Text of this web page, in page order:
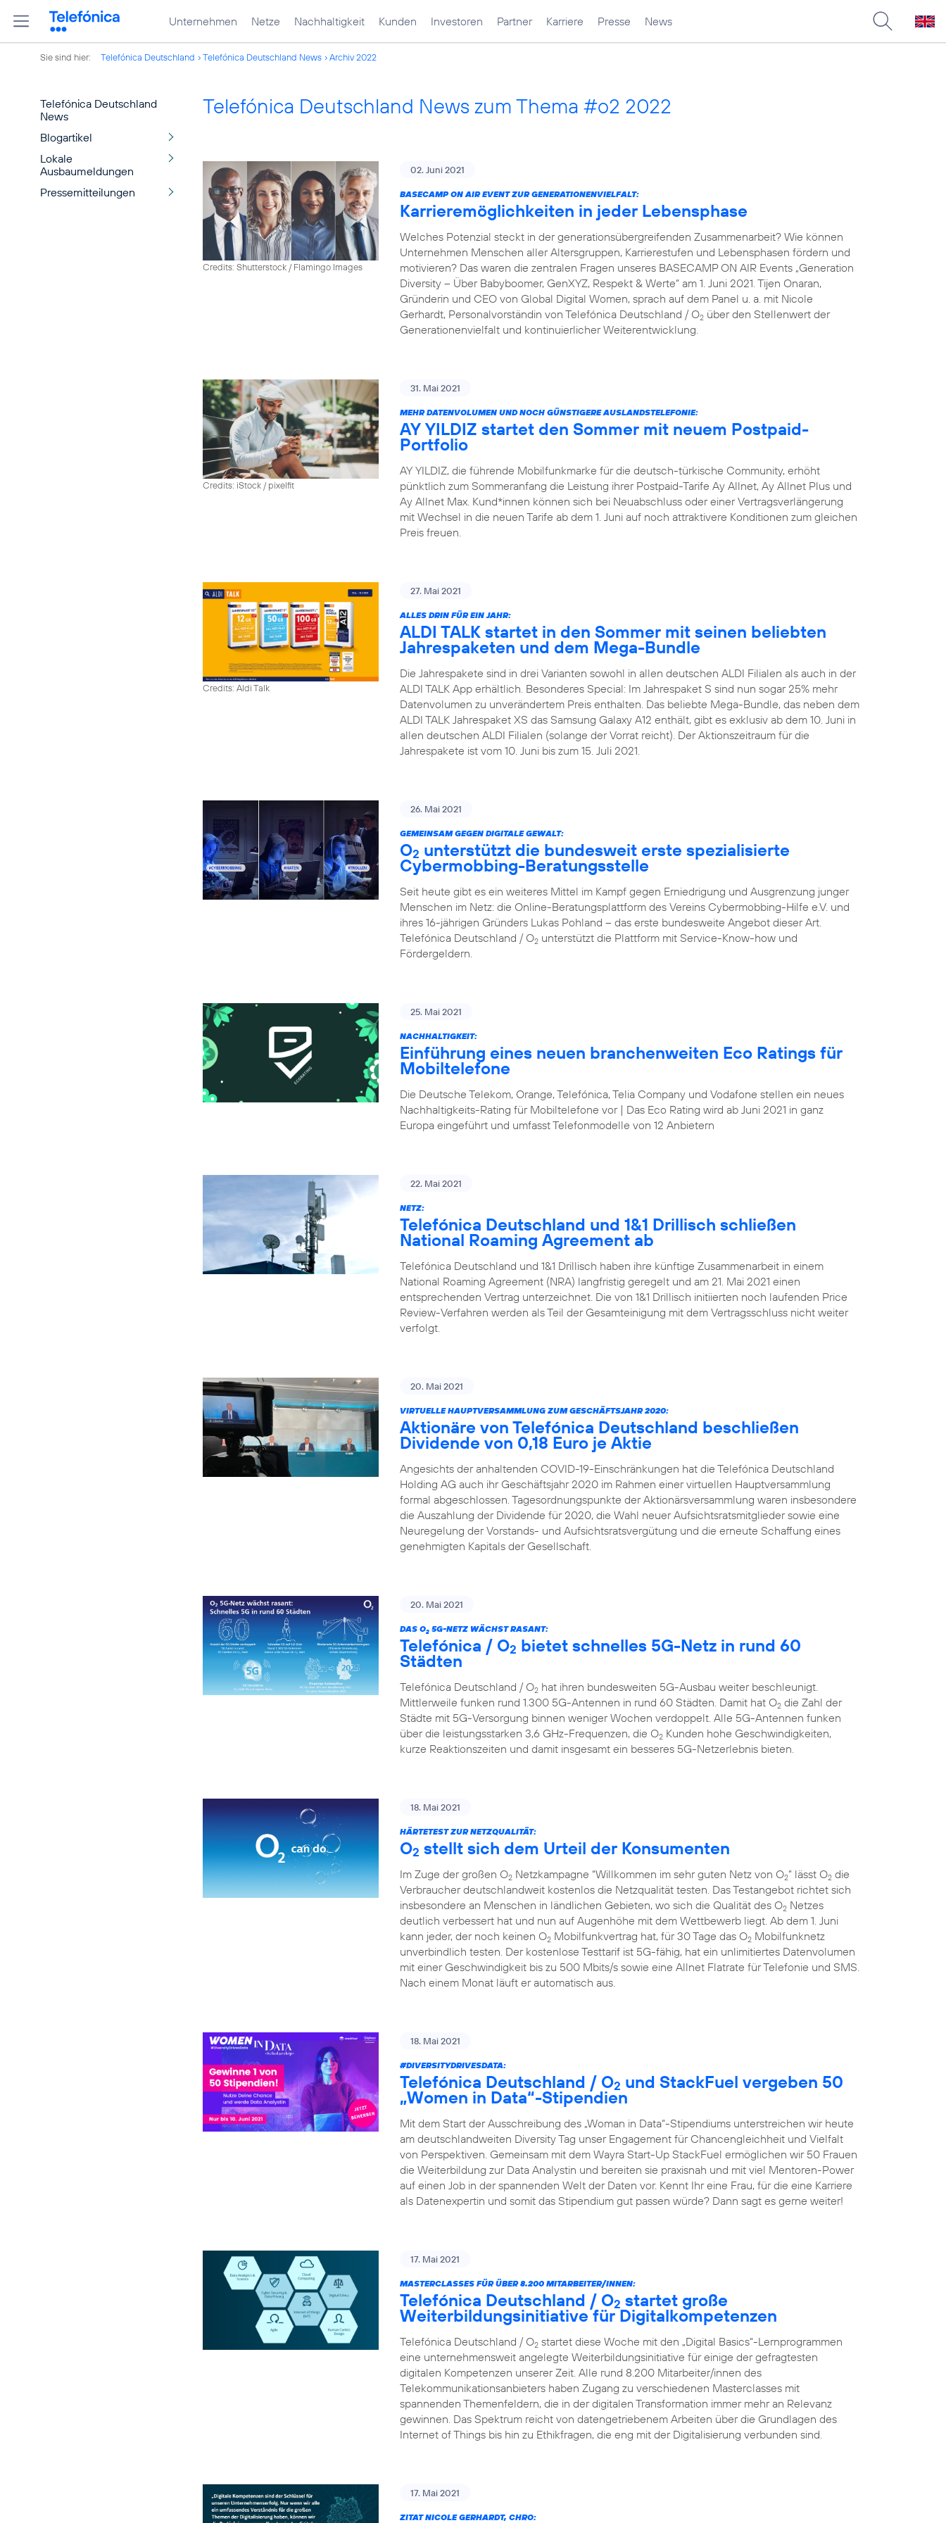
Unternehmen Netze Nachhaltigkeit Kunden Investoren Partner Karriere Presse News
Sie sind hier: Telefónica Deutschland Telefónica Deutschland News Archiv 2022
Telefónica Deutschland
News
Blogartikel
Lokale
Ausbaumeldungen
Pressemitteilungen
Telefónica Deutschland News zum Thema #o2 2022
Credits: Shutterstock / Flamingo Images
02. Juni 2021
BASECAMP ON AIR EVENT ZUR GENERATIONENVIELFALT:
Karrieremöglichkeiten in jeder Lebensphase
Welches Potenzial steckt in der generationsübergreifenden Zusammenarbeit? Wie können
Unternehmen Menschen aller Altersgruppen, Karrierestufen und Lebensphasen fördern und
motivieren? Das waren die zentralen Fragen unseres BASECAMP ON AIR Events „Generation
Diversity – Über Babyboomer, GenXYZ, Respekt & Werte“ am 1. Juni 2021. Tijen Onaran,
Gründerin und CEO von Global Digital Women, sprach auf dem Panel u. a. mit Nicole
Gerhardt, Personalvorständin von Telefónica Deutschland / O2 über den Stellenwert der
Generationenvielfalt und kontinuierlicher Weiterentwicklung.
Credits: iStock / pixelfit
31. Mai 2021
MEHR DATENVOLUMEN UND NOCH GÜNSTIGERE AUSLANDSTELEFONIE:
AY YILDIZ startet den Sommer mit neuem Postpaid-
Portfolio
AY YILDIZ, die führende Mobilfunkmarke für die deutsch-türkische Community, erhöht
pünktlich zum Sommeranfang die Leistung ihrer Postpaid-Tarife Ay Allnet, Ay Allnet Plus und
Ay Allnet Max. Kund*innen können sich bei Neuabschluss oder einer Vertragsverlängerung
mit Wechsel in die neuen Tarife ab dem 1. Juni auf noch attraktivere Konditionen zum gleichen
Preis freuen.
Credits: Aldi Talk
27. Mai 2021
ALLES DRIN FÜR EIN JAHR:
ALDI TALK startet in den Sommer mit seinen beliebten
Jahrespaketen und dem Mega-Bundle
Die Jahrespakete sind in drei Varianten sowohl in allen deutschen ALDI Filialen als auch in der
ALDI TALK App erhältlich. Besonderes Special: Im Jahrespaket S sind nun sogar 25% mehr
Datenvolumen zu unverändertem Preis enthalten. Das beliebte Mega-Bundle, das neben dem
ALDI TALK Jahrespaket XS das Samsung Galaxy A12 enthält, gibt es exklusiv ab dem 10. Juni in
allen deutschen ALDI Filialen (solange der Vorrat reicht). Der Aktionszeitraum für die
Jahrespakete ist vom 10. Juni bis zum 15. Juli 2021.
26. Mai 2021
GEMEINSAM GEGEN DIGITALE GEWALT:
O2 unterstützt die bundesweit erste spezialisierte
Cybermobbing-Beratungsstelle
Seit heute gibt es ein weiteres Mittel im Kampf gegen Erniedrigung und Ausgrenzung junger
Menschen im Netz: die Online-Beratungsplattform des Vereins Cybermobbing-Hilfe e.V. und
ihres 16-jährigen Gründers Lukas Pohland – das erste bundesweite Angebot dieser Art.
Telefónica Deutschland / O2 unterstützt die Plattform mit Service-Know-how und
Fördergeldern.
25. Mai 2021
NACHHALTIGKEIT:
Einführung eines neuen branchenweiten Eco Ratings für
Mobiltelefone
Die Deutsche Telekom, Orange, Telefónica, Telia Company und Vodafone stellen ein neues
Nachhaltigkeits-Rating für Mobiltelefone vor | Das Eco Rating wird ab Juni 2021 in ganz
Europa eingeführt und umfasst Telefonmodelle von 12 Anbietern
22. Mai 2021
NETZ:
Telefónica Deutschland und 1&1 Drillisch schließen
National Roaming Agreement ab
Telefónica Deutschland und 1&1 Drillisch haben ihre künftige Zusammenarbeit in einem
National Roaming Agreement (NRA) langfristig geregelt und am 21. Mai 2021 einen
entsprechenden Vertrag unterzeichnet. Die von 1&1 Drillisch initiierten noch laufenden Price
Review-Verfahren werden als Teil der Gesamteinigung mit dem Vertragsschluss nicht weiter
verfolgt.
20. Mai 2021
VIRTUELLE HAUPTVERSAMMLUNG ZUM GESCHÄFTSJAHR 2020:
Aktionäre von Telefónica Deutschland beschließen
Dividende von 0,18 Euro je Aktie
Angesichts der anhaltenden COVID-19-Einschränkungen hat die Telefónica Deutschland
Holding AG auch ihr Geschäftsjahr 2020 im Rahmen einer virtuellen Hauptversammlung
formal abgeschlossen. Tagesordnungspunkte der Aktionärsversammlung waren insbesondere
die Auszahlung der Dividende für 2020, die Wahl neuer Aufsichtsratsmitglieder sowie eine
Neuregelung der Vorstands- und Aufsichtsratsvergütung und die erneute Schaffung eines
genehmigten Kapitals der Gesellschaft.
20. Mai 2021
DAS O2 5G-NETZ WÄCHST RASANT:
Telefónica / O2 bietet schnelles 5G-Netz in rund 60
Städten
Telefónica Deutschland / O2 hat ihren bundesweiten 5G-Ausbau weiter beschleunigt.
Mittlerweile funken rund 1.300 5G-Antennen in rund 60 Städten. Damit hat O2 die Zahl der
Städte mit 5G-Versorgung binnen weniger Wochen verdoppelt. Alle 5G-Antennen funken
über die leistungsstarken 3,6 GHz-Frequenzen, die O2 Kunden hohe Geschwindigkeiten,
kurze Reaktionszeiten und damit insgesamt ein besseres 5G-Netzerlebnis bieten.
18. Mai 2021
HÄRTETEST ZUR NETZQUALITÄT:
O2 stellt sich dem Urteil der Konsumenten
Im Zuge der großen O2 Netzkampagne “Willkommen im sehr guten Netz von O2” lässt O2 die
Verbraucher deutschlandweit kostenlos die Netzqualität testen. Das Testangebot richtet sich
insbesondere an Menschen in ländlichen Gebieten, wo sich die Qualität des O2 Netzes
deutlich verbessert hat und nun auf Augenhöhe mit dem Wettbewerb liegt. Ab dem 1. Juni
kann jeder, der noch keinen O2 Mobilfunkvertrag hat, für 30 Tage das O2 Mobilfunknetz
unverbindlich testen. Der kostenlose Testtarif ist 5G-fähig, hat ein unlimitiertes Datenvolumen
mit einer Geschwindigkeit bis zu 500 Mbits/s sowie eine Allnet Flatrate für Telefonie und SMS.
Nach einem Monat läuft er automatisch aus.
18. Mai 2021
#DIVERSITYDRIVESDATA:
Telefónica Deutschland / O2 und StackFuel vergeben 50
„Women in Data“-Stipendien
Mit dem Start der Ausschreibung des „Woman in Data“-Stipendiums unterstreichen wir heute
am deutschlandweiten Diversity Tag unser Engagement für Chancengleichheit und Vielfalt
von Perspektiven. Gemeinsam mit dem Wayra Start-Up StackFuel ermöglichen wir 50 Frauen
die Weiterbildung zur Data Analystin und bereiten sie praxisnah und mit viel Mentoren-Power
auf einen Job in der spannenden Welt der Daten vor. Kennt Ihr eine Frau, für die eine Karriere
als Datenexpertin und somit das Stipendium gut passen würde? Dann sagt es gerne weiter!
17. Mai 2021
MASTERCLASSES FÜR ÜBER 8.200 MITARBEITER/INNEN:
Telefónica Deutschland / O2 startet große
Weiterbildungsinitiative für Digitalkompetenzen
Telefónica Deutschland / O2 startet diese Woche mit den „Digital Basics“-Lernprogrammen
eine unternehmensweit angelegte Weiterbildungsinitiative für einige der gefragtesten
digitalen Kompetenzen unserer Zeit. Alle rund 8.200 Mitarbeiter/innen des
Telekommunikationsanbieters haben Zugang zu verschiedenen Masterclasses mit
spannenden Themenfeldern, die in der digitalen Transformation immer mehr an Relevanz
gewinnen. Das Spektrum reicht von datengetriebenem Arbeiten über die Grundlagen des
Internet of Things bis hin zu Ethikfragen, die eng mit der Digitalisierung verbunden sind.
17. Mai 2021
ZITAT NICOLE GERHARDT, CHRO: